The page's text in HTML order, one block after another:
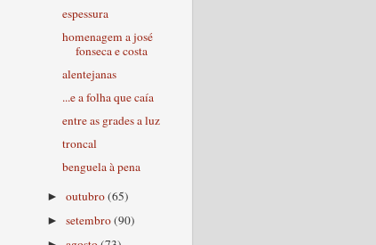
espessura
homenagem a josé
fonseca e costa
alentejanas
...e a folha que caía
entre as grades a luz
troncal
benguela à pena
►outubro(65)
►setembro(90)